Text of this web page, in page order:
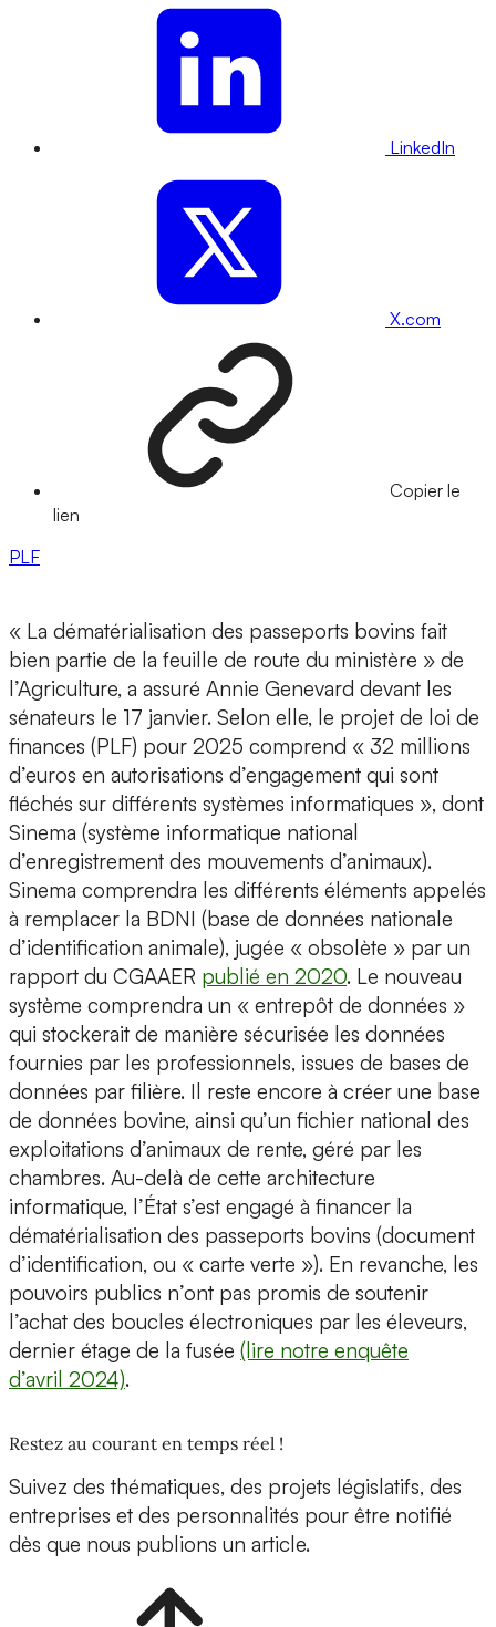
LinkedIn
X.com
Copier le
lien
PLF
« La dématérialisation des passeports bovins fait
bien partie de la feuille de route du ministère » de
l’Agriculture, a assuré Annie Genevard devant les
sénateurs le 17 janvier. Selon elle, le projet de loi de
finances (PLF) pour 2025 comprend « 32 millions
d’euros en autorisations d’engagement qui sont
fléchés sur différents systèmes informatiques », dont
Sinema (système informatique national
d’enregistrement des mouvements d’animaux).
Sinema comprendra les différents éléments appelés
à remplacer la BDNI (base de données nationale
d’identification animale), jugée « obsolète » par un
rapport du CGAAER publié en 2020. Le nouveau
système comprendra un « entrepôt de données »
qui stockerait de manière sécurisée les données
fournies par les professionnels, issues de bases de
données par filière. Il reste encore à créer une base
de données bovine, ainsi qu’un fichier national des
exploitations d’animaux de rente, géré par les
chambres. Au-delà de cette architecture
informatique, l’État s’est engagé à financer la
dématérialisation des passeports bovins (document
d’identification, ou « carte verte »). En revanche, les
pouvoirs publics n’ont pas promis de soutenir
l’achat des boucles électroniques par les éleveurs,
dernier étage de la fusée (lire notre enquête
d’avril 2024).
Restez au courant en temps réel !
Suivez des thématiques, des projets législatifs, des
entreprises et des personnalités pour être notifié
dès que nous publions un article.